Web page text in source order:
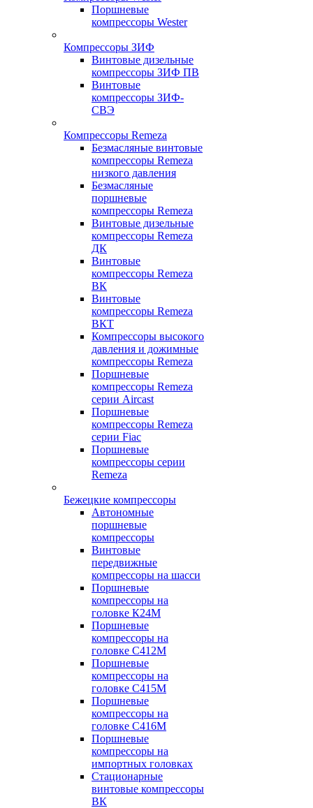
Поршневые
компрессоры Wester
Компрессоры ЗИФ
Винтовые дизельные
компрессоры ЗИФ ПВ
Винтовые
компрессоры ЗИФ-
СВЭ
Компрессоры Remeza
Безмасляные винтовые
компрессоры Remeza
низкого давления
Безмасляные
поршневые
компрессоры Remeza
Винтовые дизельные
компрессоры Remeza
ДК
Винтовые
компрессоры Remeza
ВК
Винтовые
компрессоры Remeza
ВКТ
Компрессоры высокого
давления и дожимные
компрессоры Remeza
Поршневые
компрессоры Remeza
серии Aircast
Поршневые
компрессоры Remeza
серии Fiac
Поршневые
компрессоры серии
Remeza
Бежецкие компрессоры
Автономные
поршневые
компрессоры
Винтовые
передвижные
компрессоры на шасси
Поршневые
компрессоры на
головке К24М
Поршневые
компрессоры на
головке С412М
Поршневые
компрессоры на
головке С415М
Поршневые
компрессоры на
головке С416М
Поршневые
компрессоры на
импортных головках
Стационарные
винтовые компрессоры
ВК